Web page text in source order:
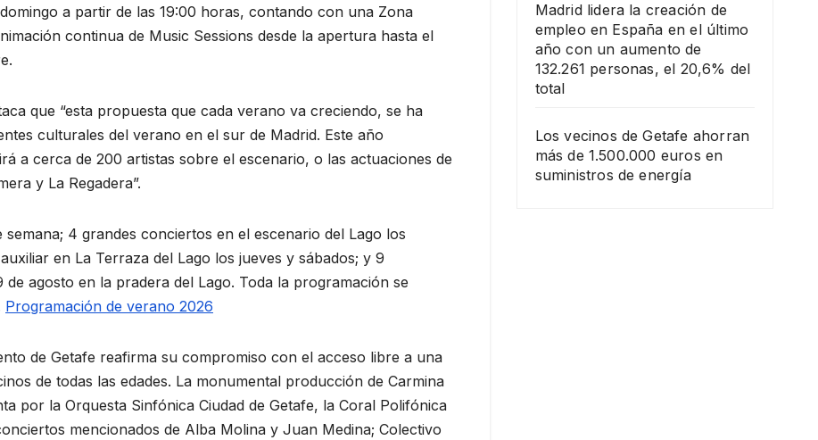
a partir de las 19:00 horas, contando con una Zona
continua de Music Sessions desde la apertura hasta el
que “esta propuesta que cada verano va creciendo, se ha
culturales del verano en el sur de Madrid. Este año
a cerca de 200 artistas sobre el escenario, o las actuaciones de
y La Regadera”.
4 grandes conciertos en el escenario del Lago los
en La Terraza del Lago los jueves y sábados; y 9
agosto en la pradera del Lago. Toda la programación se
Programación de verano 2026
de Getafe reafirma su compromiso con el acceso libre a una
de todas las edades. La monumental producción de Carmina
por la Orquesta Sinfónica Ciudad de Getafe, la Coral Polifónica
mencionados de Alba Molina y Juan Medina; Colectivo
Madrid lidera la creación de
empleo en España en el último
año con un aumento de
132.261 personas, el 20,6% del
total
Los vecinos de Getafe ahorran
más de 1.500.000 euros en
suministros de energía